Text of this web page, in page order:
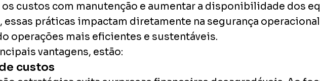
os custos com manutenção e aumentar a disponibilidade dos
essas práticas impactam diretamente na segurança
operações mais eficientes e sustentáveis.
vantagens, estão:
custos